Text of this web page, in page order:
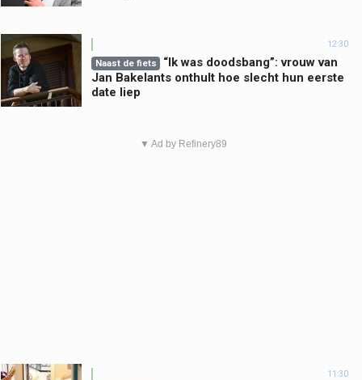
12:30
Naast de fiets
“Ik was doodsbang”: vrouw van
Jan Bakelants onthult hoe slecht hun eerste
date liep
▼ Ad by Refinery89
11:30